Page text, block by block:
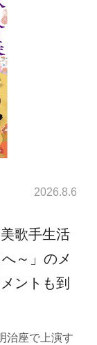
2026.8.6
歌手生活
～」のメ
ントも到
治座で上演す